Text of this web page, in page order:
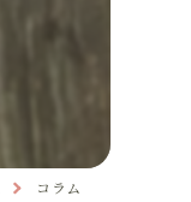
コラム